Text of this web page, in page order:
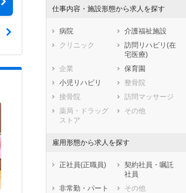
熊本県
大分県
宮崎県
鹿児島県
沖縄県
野田市
茂原市
成田市
佐倉市
東金市
旭市
柏市
勝浦市
市原市
流山市
八千代市
我孫子市
鴨川市
鎌ケ谷市
君津市
四街道市
袖ケ浦市
白井市
富里市
南房総市
匝瑳市
仕事内容・施設形態から求人を探す
病院
介護福祉施設
クリニック
訪問リハビリ(在
宅医療)
企業
保育園
小児リハビリ
整骨院
接骨院
訪問マッサージ
薬局・ドラッグ
ストア
その他
雇用形態から求人を探す
正社員(正職員)
契約社員・嘱託
社員
非常勤・パート
その他